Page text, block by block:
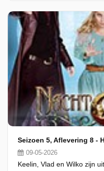
Seizoen 5, Aflevering 8 -
09-05-2026
Keelin, Vlad en Wilko zijn